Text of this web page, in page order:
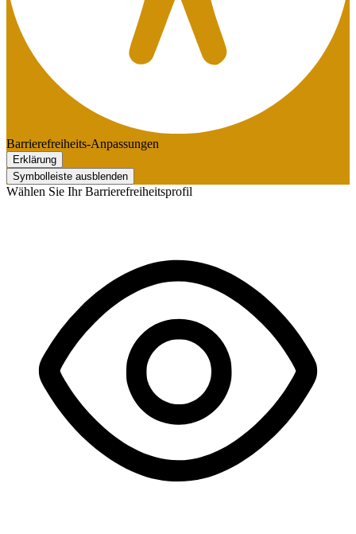
Barrierefreiheits-Anpassungen
Erklärung
Symbolleiste ausblenden
Wählen Sie Ihr Barrierefreiheitsprofil